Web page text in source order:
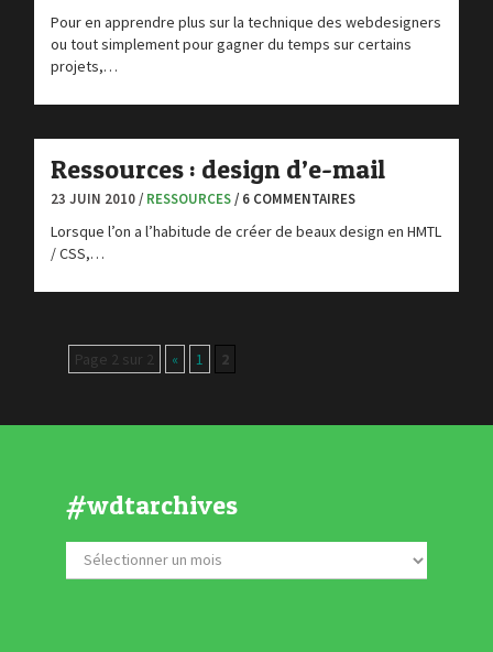
Pour en apprendre plus sur la technique des webdesigners
ou tout simplement pour gagner du temps sur certains
projets,…
Ressources : design d’e-mail
23 JUIN 2010 / RESSOURCES/ 6 COMMENTAIRES
Lorsque l’on a l’habitude de créer de beaux design en HMTL
/ CSS,…
Page 2 sur 2 « 1 2
#wdtarchives